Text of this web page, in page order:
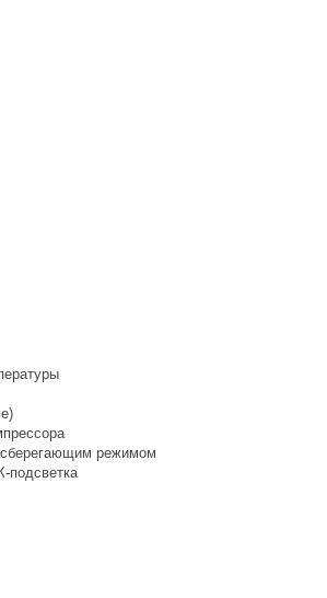
режимом
подсветка